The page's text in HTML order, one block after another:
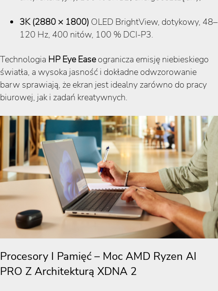
3K (2880 × 1800) OLED BrightView, dotykowy, 48–
120 Hz, 400 nitów, 100 % DCI-P3.
Technologia HP Eye Easeogranicza emisję niebieskiego
światła, a wysoka jasność i dokładne odwzorowanie
barw sprawiają, że ekran jest idealny zarówno do pracy
biurowej, jak i zadań kreatywnych.
Procesory I Pamięć – Moc AMD Ryzen AI
PRO Z Architekturą XDNA 2